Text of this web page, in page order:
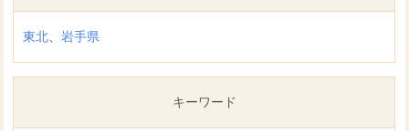
東北、岩手県
キーワード